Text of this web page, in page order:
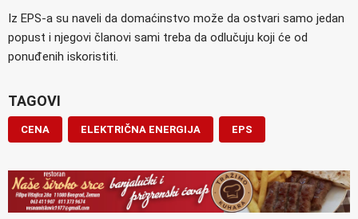
Iz EPS-a su naveli da domaćinstvo može da ostvari samo jedan
popust i njegovi članovi sami treba da odlučuju koji će od
ponuđenih iskoristiti.
TAGOVI
CENA ELEKTRIČNA ENERGIJA EPS